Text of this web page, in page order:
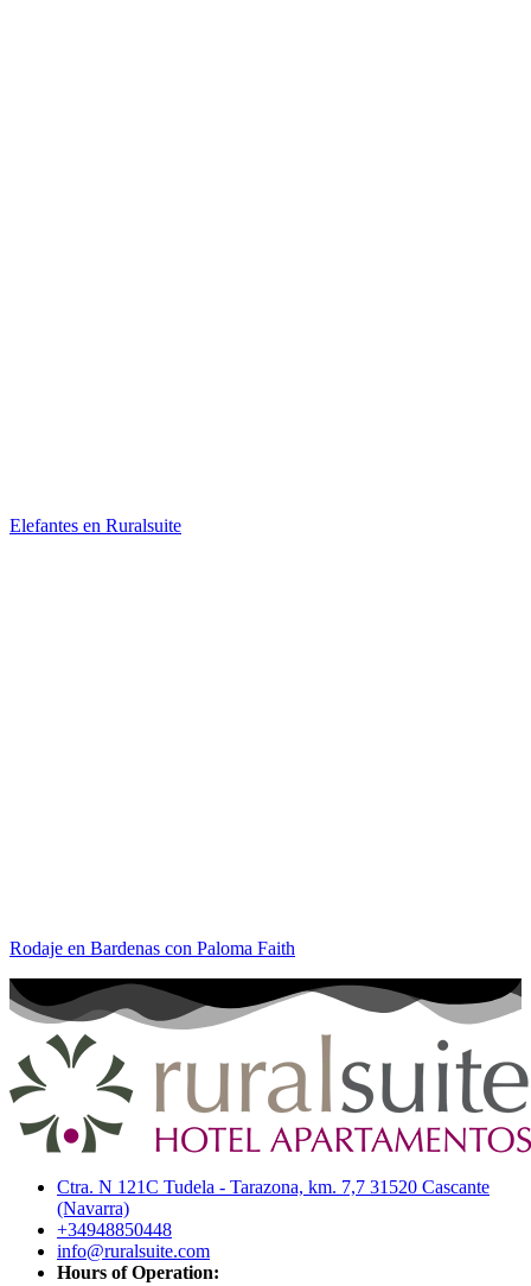
Elefantes en Ruralsuite
Rodaje en Bardenas con Paloma Faith
Ctra. N 121C Tudela - Tarazona, km. 7,7 31520 Cascante
(Navarra)
+34948850448
info@ruralsuite.com
Hours of Operation: